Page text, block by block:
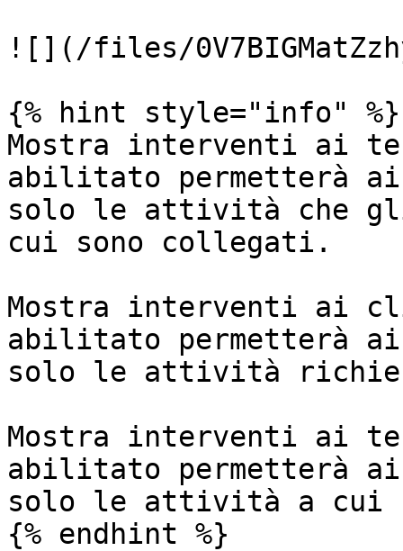
![](/files/
{% hint style="info" %}
Mostra interventi ai
abilitato permetterà
solo le attività che gli
cui sono collegati.
Mostra interventi ai
abilitato permetterà
solo le attività
Mostra interventi ai
abilitato permetterà
solo le attività a cui
{% endhint %}